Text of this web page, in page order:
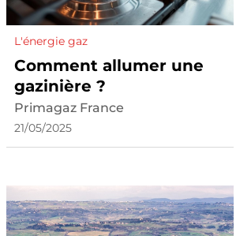
L'énergie gaz
Comment allumer une
gazinière ?
Primagaz France
21/05/2025